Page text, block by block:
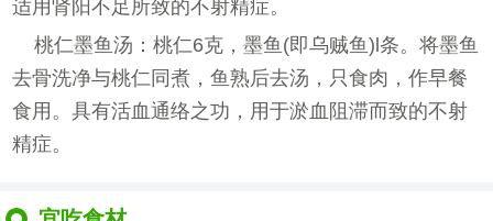
适用肾阳不足所致的不射精症。
桃仁墨鱼汤：桃仁6克，墨鱼(即乌贼鱼)l条。将墨鱼
去骨洗净与桃仁同煮，鱼熟后去汤，只食肉，作早餐
食用。具有活血通络之功，用于淤血阻滞而致的不射
精症。